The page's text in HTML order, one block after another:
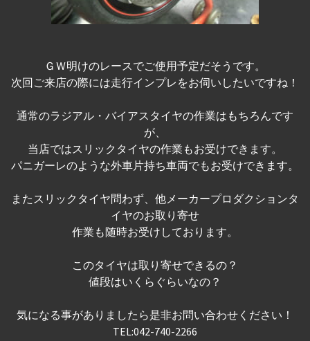
ＧＷ明けのレースでご使用予定だそうです。
次回ご来店の際には走行インプレをお伺いしたいですね！
通常のラジアル・バイアスタイヤの作業はもちろんです
が、
当店ではスリックタイヤの作業もお受けできます。
パニガーレのような外車片持ち車両でもお受けできます。
またスリックタイヤ問わず、他メーカープロダクションタ
イヤのお取り寄せ
作業も随時お受けしております。
このタイヤは取り寄せできるの？
値段はいくらぐらいなの？
気になる事がありましたら是非お問い合わせください！
TEL:042-740-2266